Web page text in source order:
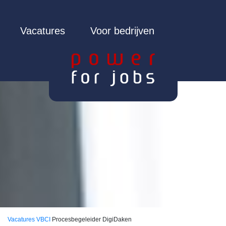
Vacatures Voor bedrijven
Vacatures VBCI Procesbegeleider DigiDaken